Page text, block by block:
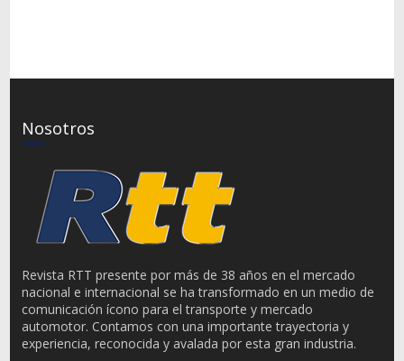
Nosotros
Revista RTT presente por más de 38 años en el mercado
nacional e internacional se ha transformado en un medio de
comunicación ícono para el transporte y mercado
automotor. Contamos con una importante trayectoria y
experiencia, reconocida y avalada por esta gran industria.